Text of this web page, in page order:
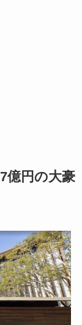
億円の大豪